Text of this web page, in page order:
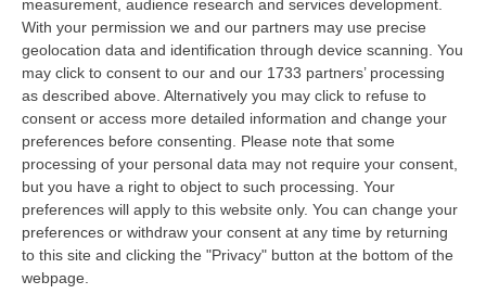
measurement, audience research and services development.
With your permission we and our partners may use precise
geolocation data and identification through device scanning. You
may click to consent to our and our 1733 partners’ processing
as described above. Alternatively you may click to refuse to
consent or access more detailed information and change your
preferences before consenting. Please note that some
processing of your personal data may not require your consent,
but you have a right to object to such processing. Your
preferences will apply to this website only. You can change your
preferences or withdraw your consent at any time by returning
to this site and clicking the "Privacy" button at the bottom of the
webpage.
Evade Dai Domiciliari, Boss Ergastolano Torna In Carcere
“È tornato in carcere Giovanni Calasso, 61 anni, storico esponente della
Sacra Corona Unita e già condannato all’ergastolo, arrestato il 1°…
09 Agosto, 12:18
In Fiamme Nella Notte Il Capannone Di Un’azienda A
Montegiordano, Danni Da Oltre Un Milione Di Euro
“MONTEGIORDANO Un grosso incendio ha colpito questa notte un
capannone della Sassone Tartufi, azienda di Montegiordano
specializzata nella c…
09 Agosto, 11:59